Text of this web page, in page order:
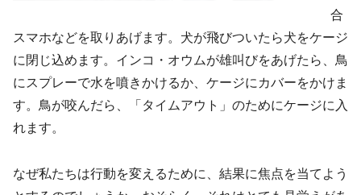
合
スマホなどを取りあげます。犬が飛びついたら犬をケージ
に閉じ込めます。インコ・オウムが雄叫びをあげたら、鳥
にスプレーで水を噴きかけるか、ケージにカバーをかけま
す。鳥が咬んだら、「タイムアウト」のためにケージに入
れます。
なぜ私たちは行動を変えるために、結果に焦点を当てよう